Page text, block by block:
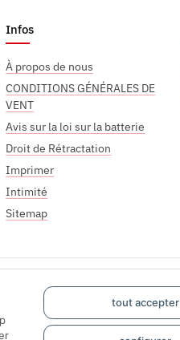
tout accepter
Infos
À propos de nous
CONDITIONS GÉNÉRALES DE
VENT
Avis sur la loi sur la batterie
Droit de Rétractation
Imprimer
Intimité
Sitemap